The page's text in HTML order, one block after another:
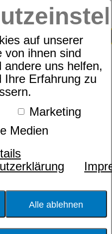
auf unserer
von ihnen sind
andere uns helfen,
Ihre Erfahrung zu
Marketing
Medien
Alle ablehnen
SUCHE
0
TL